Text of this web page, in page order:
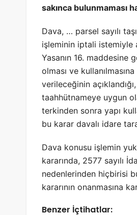
sakınca bulunmaması
Dava, … parsel sayılı
işleminin iptali istemiyle
Yasanın 16. maddesine
olması ve
verileceğinin
taahhütnameye uygun
terkinden sonra yapı
bu karar davalı idare
Dava konusu işlemin
kararında, 2577 sayılı
nedenlerinden hiçbirisi
kararının onanmasına
Benzer İçtihatlar: